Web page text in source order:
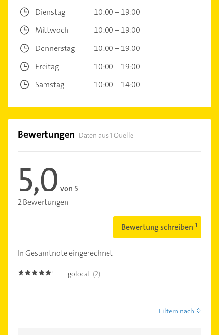
Dienstag
10:00 – 19:00
Mittwoch
10:00 – 19:00
Donnerstag
10:00 – 19:00
Freitag
10:00 – 19:00
Samstag
10:00 – 14:00
Bewertungen Daten aus 1 Quelle
5,0 von 5
2 Bewertungen
Bewertung schreiben
In Gesamtnote eingerechnet
5.0 golocal (2)
Filtern nach